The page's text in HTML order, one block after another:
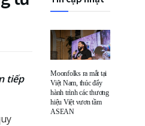
tiếp
Moonfolks ra mắt tại
Việt Nam, thúc đẩy
hành trình các thương
hiệu Việt vươn tầm
ASEAN